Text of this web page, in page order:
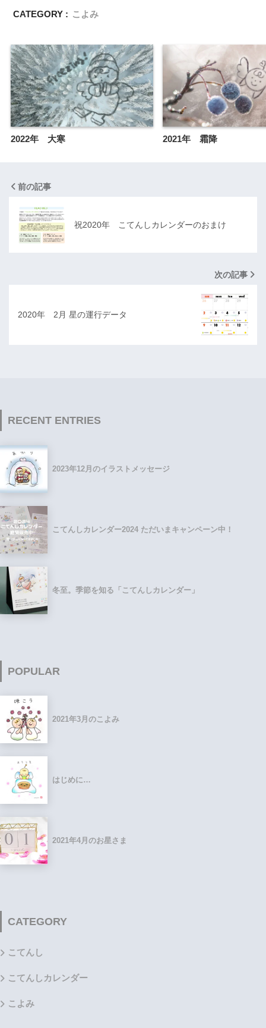
CATEGORY : こよみ
2022年 大寒 2021年 霜降
前の記事
祝2020年 こてんしカレンダーのおまけ
次の記事
2020年 2月 星の運行データ
RECENT ENTRIES
2023年12月のイラストメッセージ
こてんしカレンダー2024 ただいまキャンペーン中！
冬至。季節を知る「こてんしカレンダー」
POPULAR
2021年3月のこよみ
はじめに…
2021年4月のお星さま
CATEGORY
こてんし
こてんしカレンダー
こよみ